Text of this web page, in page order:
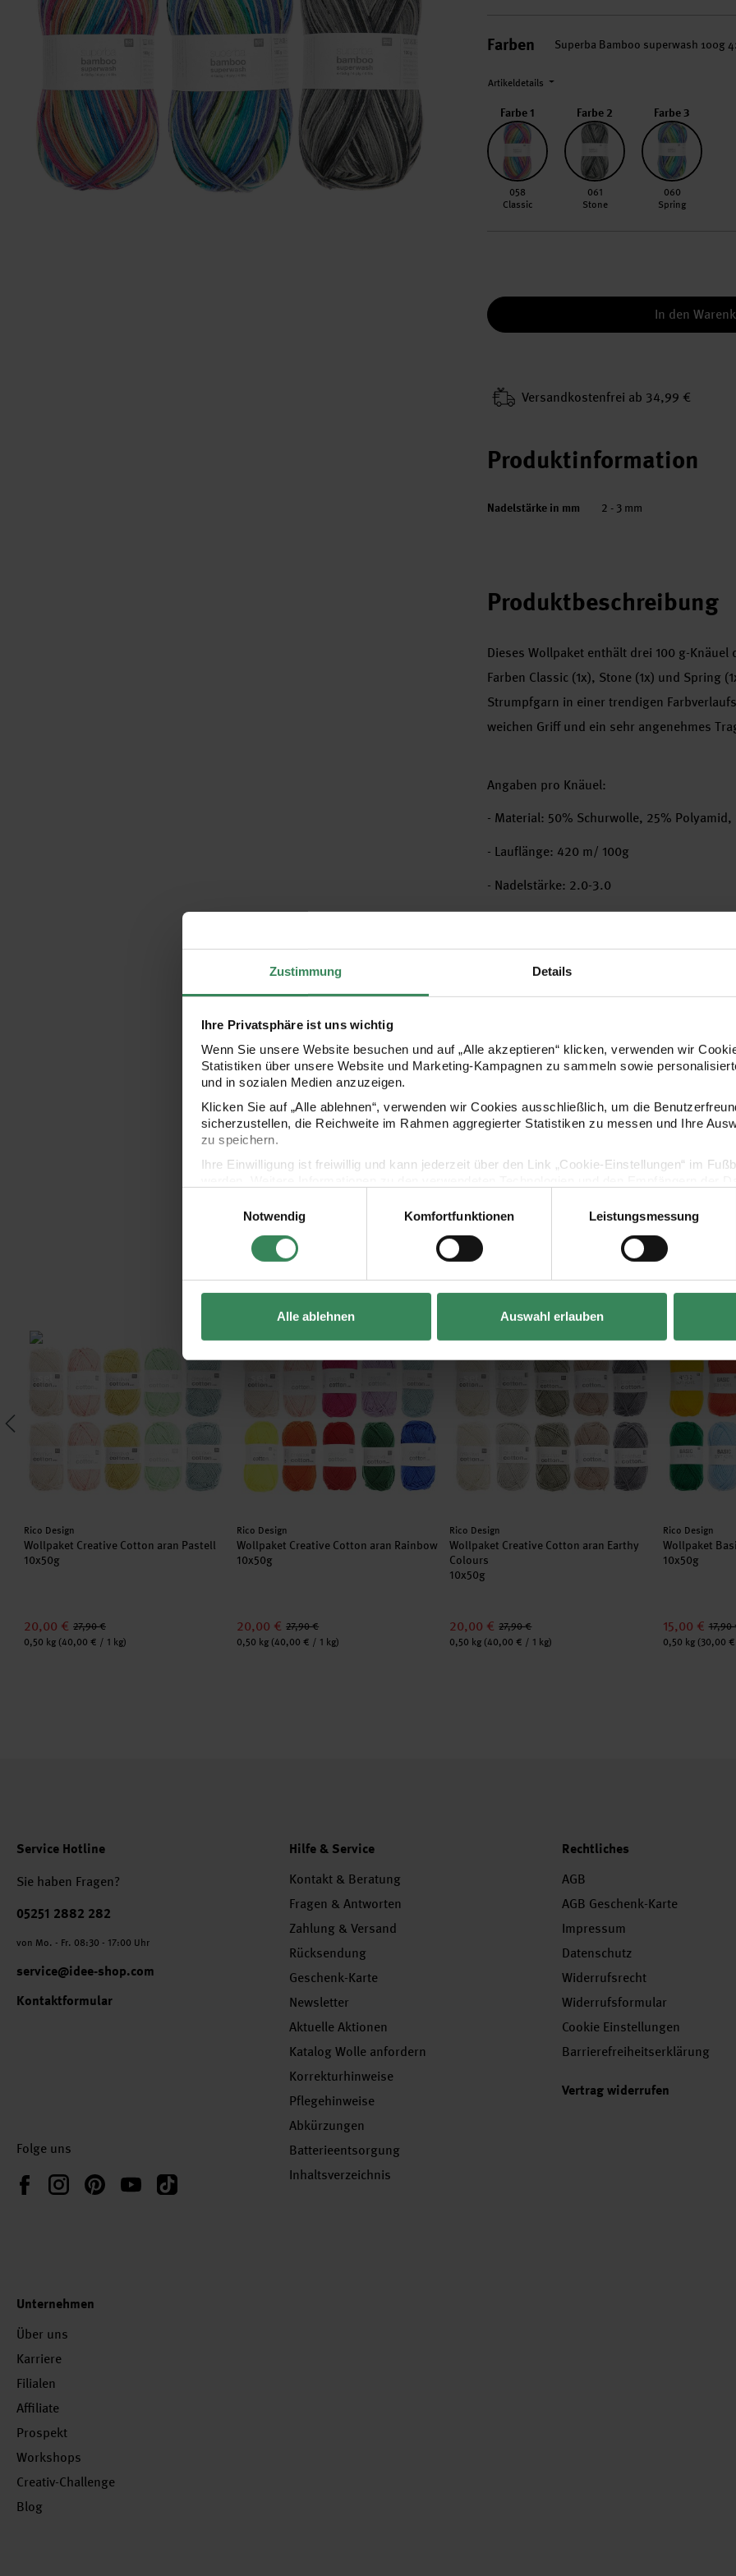
Zustimmung Details
Ihre Privatsphäre ist uns wichtig
Wenn Sie unsere Website besuchen und auf „Alle akzeptieren“ klicken, verwenden wir
Statistiken über unsere Website und Marketing-Kampagnen zu sammeln sowie
und in sozialen Medien anzuzeigen.
Klicken Sie auf „Alle ablehnen“, verwenden wir Cookies ausschließlich, um die
sicherzustellen, die Reichweite im Rahmen aggregierter Statistiken zu messen und Ihre
zu speichern.
Ihre Einwilligung ist freiwillig und kann jederzeit über den Link „Cookie-Einstellungen“ im
Impressum
Datenschutz Vertrag widerrufen
Notwendig
Komfortfunktionen Leistungsmessung
Alle ablehnen Auswahl erlauben
Farben Superba Bamboo superwash 100g
Artikeldetails
Farbe 1
058 Classic
058
Classic
Farbe 2
061 Stone
061
Stone
Farbe 3
060 Spring
060
Spring
In den
Versand­kosten­frei ab 34,99 €
Produktinformation
Nadelstärke in mm 2 - 3 mm
Produktbeschreibung
Dieses Wollpaket enthält drei 100 g-
Farben Classic (1x), Stone (1x) und Spring
Strumpfgarn in einer trendigen
weichen Griff und ein sehr angenehmes
Angaben pro Knäuel:
- Material: 50% Schurwolle, 25% Polyamid,
- Lauflänge: 420 m/ 100g
- Nadelstärke: 2.0-3.0
- Pflege: 40° C Schonwaschgang
Das Wollpaket kann nur vollständig
Kaufempfehlung
Wollpaket Creative Cotton aran Pastell
Hersteller:
Rico Design
Wollpaket Creative Cotton aran Pastell
10x50g
20,00 € 27,90 €
Inhalt:
0,50 kg (40,00 € / 1 kg)
Hersteller:
Rico Design
Wollpaket Creative Cotton aran Rainbow
10x50g
20,00 € 27,90 €
Inhalt:
0,50 kg (40,00 € / 1 kg)
Hersteller:
Rico Design
Wollpaket Creative Cotton aran Earthy
Colours
10x50g
20,00 € 27,90 €
Inhalt:
0,50 kg (40,00 € / 1 kg)
set
Wollpaket
Hersteller:
Rico Design
Wollpaket
10x50g
15,00 € 17,90
Inhalt:
0,50 kg (30,00
Service Hotline
Sie haben Fragen?
Telefonnummer
05251 2882 282
von Mo. - Fr. 08:30 - 17:00 Uhr
service@idee-shop.com
Kontaktformular
Folge uns
FacebookInstagramPinterestYouTubeTikTok
Hilfe & Service
Kontakt & Beratung
Fragen & Antworten
Zahlung & Versand
Rücksendung
Geschenk-Karte
Newsletter
Aktuelle Aktionen
Katalog Wolle anfordern
Korrekturhinweise
Pflegehinweise
Abkürzungen
Batterieentsorgung
Inhaltsverzeichnis
Rechtliches
AGB
AGB Geschenk-Karte
Impressum
Datenschutz
Widerrufsrecht
Widerrufsformular
Cookie Einstellungen
Barrierefreiheitserklärung
Vertrag widerrufen
Unternehmen
Über uns
Karriere
Filialen
Affiliate
Prospekt
Workshops
Creativ-Challenge
Blog